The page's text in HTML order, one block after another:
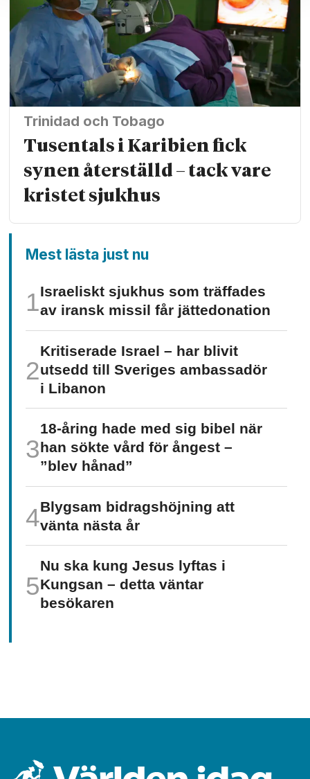
Trinidad och Tobago
Tusentals i Karibien fick
synen återställd – tack vare
kristet sjukhus
Mest lästa just nu
Israeliskt sjukhus som träffades
av iransk missil får jätte­donation
Kritiserade Israel – har blivit
utsedd till Sveriges ambassadör
i Libanon
18-åring hade med sig bibel när
han sökte vård för ångest –
”blev hånad”
Blygsam bidrags­höjning att
vänta nästa år
Nu ska kung Jesus lyftas i
Kungsan – detta väntar
besökaren